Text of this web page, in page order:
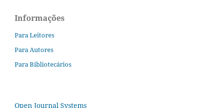
Informações
Para Leitores
Para Autores
Para Bibliotecários
Open Journal Systems